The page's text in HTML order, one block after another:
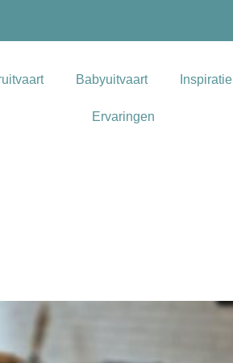
Babyuitvaart Inspiratie
Ervaringen